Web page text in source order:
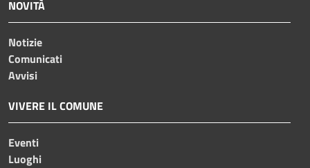
NOVITÀ
Notizie
Comunicati
Avvisi
VIVERE IL COMUNE
Eventi
Luoghi